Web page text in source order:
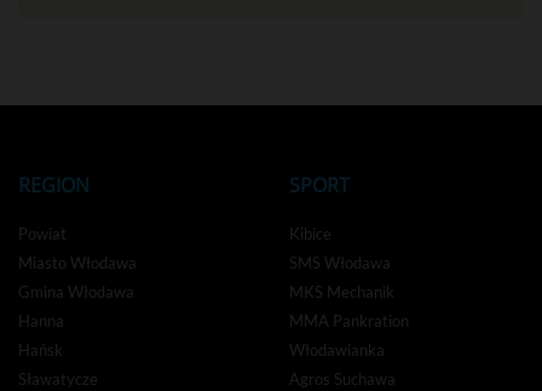
REGION
Powiat
Miasto Włodawa
Gmina Włodawa
Hanna
Hańsk
Sławatycze
SPORT
Kibice
SMS Włodawa
MKS Mechanik
MMA Pankration
Włodawianka
Agros Suchawa